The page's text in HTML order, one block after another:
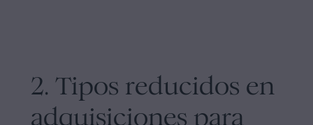
2. Tipos reducidos en
adquisiciones para